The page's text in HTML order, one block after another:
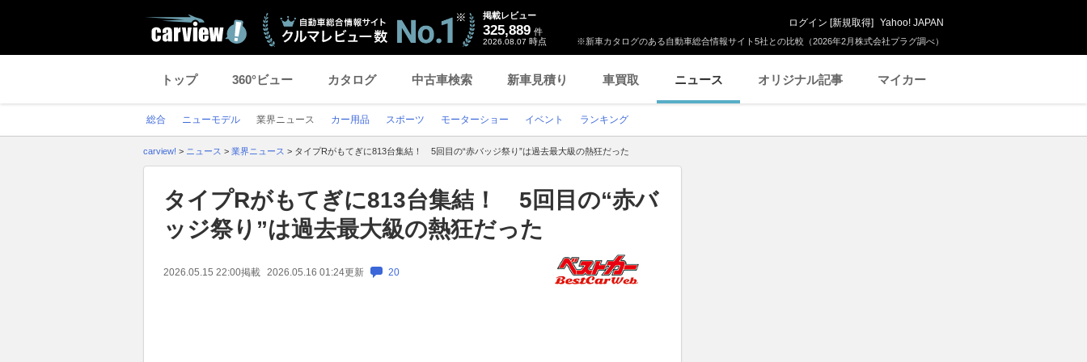
※新車カタログのある自動車総合情報サイト5社との比較（2026年2月株式会社プラグ調べ）
掲載レビュー
325,889 件
2026.08.07 時点
ログイン [新規取得] Yahoo! JAPAN
トップ 360°ビュー カタログ 中古車検索 新車見積り 車買取 ニュース オリジナル記事 マイカー
総合 ニューモデル 業界ニュース カー用品 スポーツ モーターショー イベント ランキング
carview! > ニュース > 業界ニュース > タイプRがもてぎに813台集結！ 5回目の“赤バッジ祭り”は過去最大級の熱狂だった
タイプRがもてぎに813台集結！ 5回目の“赤バ
ッジ祭り”は過去最大級の熱狂だった
2026.05.15 22:00掲載 2026.05.16 01:24更新 20